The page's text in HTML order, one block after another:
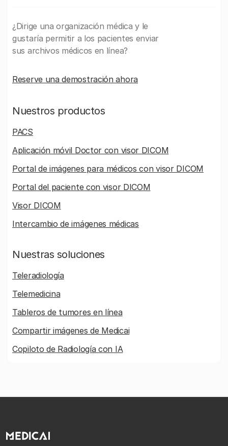
¿Dirige una organización médica y le
gustaría permitir a los pacientes enviar
sus archivos médicos en línea?
Reserve una demostración ahora
Nuestros productos
PACS
Aplicación móvil Doctor con visor DICOM
Portal de imágenes para médicos con visor DICOM
Portal del paciente con visor DICOM
Visor DICOM
Intercambio de imágenes médicas
Nuestras soluciones
Teleradiología
Telemedicina
Tableros de tumores en línea
Compartir imágenes de Medicai
Copiloto de Radiología con IA